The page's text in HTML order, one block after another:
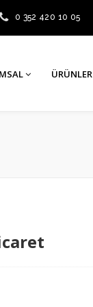
0 352 420 10 05
ÜRÜNLER